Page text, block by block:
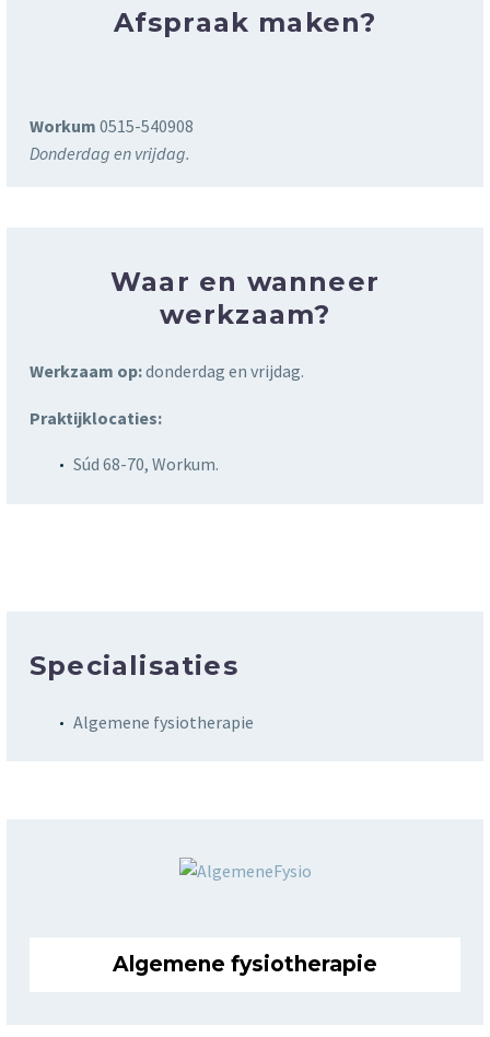
Afspraak maken?
Workum 0515-540908
Donderdag en vrijdag.
Waar en wanneer
werkzaam?
Werkzaam op:donderdag en vrijdag.
Praktijklocaties:
Súd 68-70, Workum.
Specialisaties
Algemene fysiotherapie
Algemene fysiotherapie